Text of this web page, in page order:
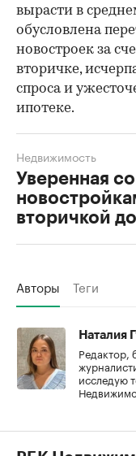
вырасти в
обусловлена
новостроек за
вторичке,
спроса и
ипотеке.
Уверенная
вторичкой
Недвижимость
Авторы Теги
Наталия
Редактор,
исследую